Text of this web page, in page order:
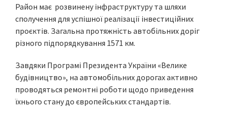
Район має розвинену інфраструктуру та шляхи
сполучення для успішної реалізації інвестиційних
проєктів. Загальна протяжність автобільних доріг
різного підпорядкування 1571 км.
Завдяки Програмі Президента України «Велике
будівництво», на автомобільних дорогах активно
проводяться ремонтні роботи щодо приведення
їхнього стану до європейських стандартів.